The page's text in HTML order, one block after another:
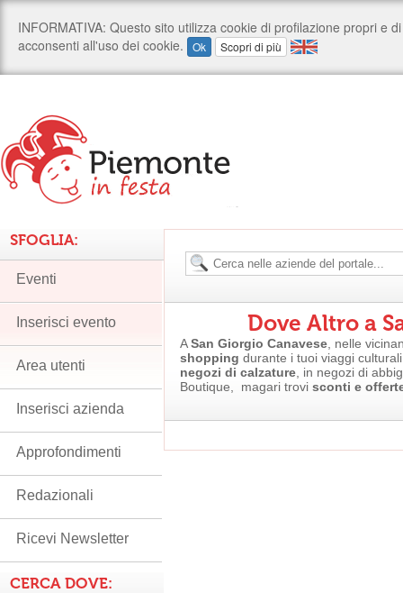
Dove Altro a
ASan Giorgio Canavese , nelle
shopping durante i tuoi viaggi
negozi di calzature , in negozi di
Boutique, magari trovi sconti e
SFOGLIA:
Eventi
Inserisci evento
Area utenti
Inserisci azienda
Approfondimenti
Redazionali
Ricevi Newsletter
CERCA DOVE: